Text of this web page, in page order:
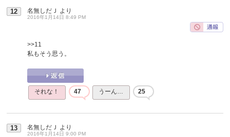
12 名無しだＪ より
2016年1月14日 8:49 PM
>>11
私もそう思う。
それな！ 47 うーん… 25
13 名無しだＪ より
2016年1月14日 9:00 PM